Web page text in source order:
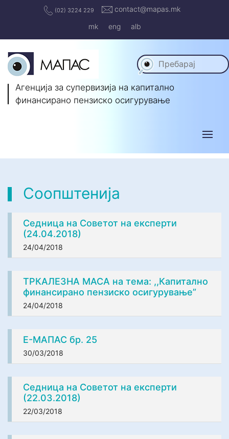
(02) 3224 229
contact@mapas.mk
mk
eng alb
Агенција за супервизија на капитално
финансирано пензиско осигурување
Соопштенија
Седница на Советот на експерти
(24.04.2018)
24/04/2018
ТРКАЛЕЗНА МАСА на тема: ,,Капитално
финансирано пензиско осигурување”
24/04/2018
Е-МАПАС бр. 25
30/03/2018
Седница на Советот на експерти
(22.03.2018)
22/03/2018